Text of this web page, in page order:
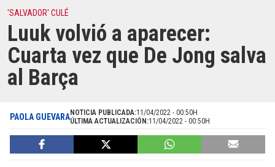
'SALVADOR' CULÉ
Luuk volvió a aparecer:
Cuarta vez que De Jong salva
al Barça
PAOLA GUEVARANOTICIA PUBLICADA:11/04/2022 - 00:50H
ÚLTIMA ACTUALIZACIÓN:11/04/2022 - 00:50H